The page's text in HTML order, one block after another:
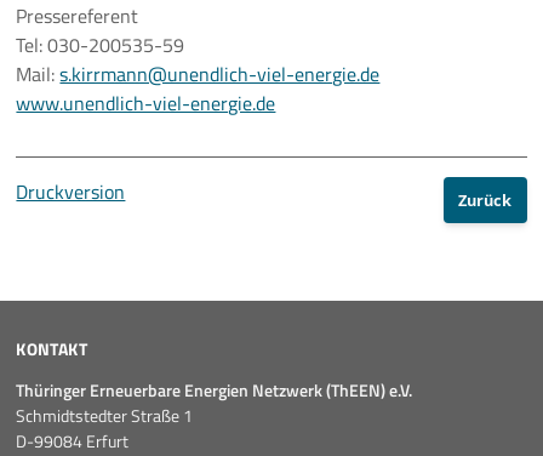
Pressereferent
Tel: 030-200535-59
Mail:s.kirrmann@unendlich-viel-energie.de
www.unendlich-viel-energie.de
Druckversion Zurück
KONTAKT
Thüringer Erneuerbare Energien Netzwerk (ThEEN) e.V.
Schmidtstedter Straße 1
D-99084 Erfurt